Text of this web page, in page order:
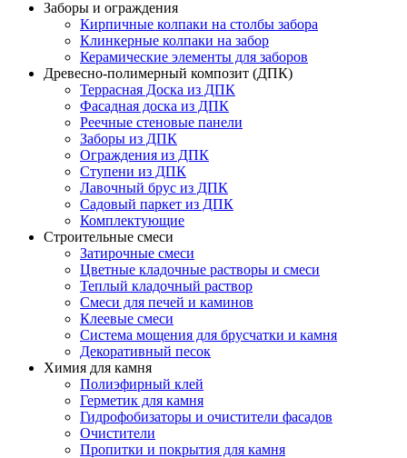
Заборы и ограждения
Кирпичные колпаки на столбы забора
Клинкерные колпаки на забор
Керамические элементы для заборов
Древесно-полимерный композит (ДПК)
Террасная Доска из ДПК
Фасадная доска из ДПК
Реечные стеновые панели
Заборы из ДПК
Ограждения из ДПК
Ступени из ДПК
Лавочный брус из ДПК
Садовый паркет из ДПК
Комплектующие
Строительные смеси
Затирочные смеси
Цветные кладочные растворы и смеси
Теплый кладочный раствор
Смеси для печей и каминов
Клеевые смеси
Система мощения для брусчатки и камня
Декоративный песок
Химия для камня
Полиэфирный клей
Герметик для камня
Гидрофобизаторы и очистители фасадов
Очистители
Пропитки и покрытия для камня